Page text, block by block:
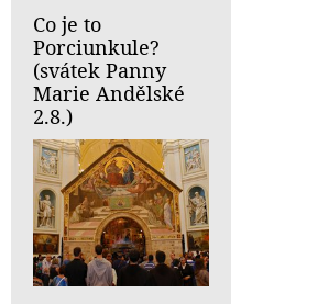
Co je to
Porciunkule?
(svátek Panny
Marie Andělské
2.8.)